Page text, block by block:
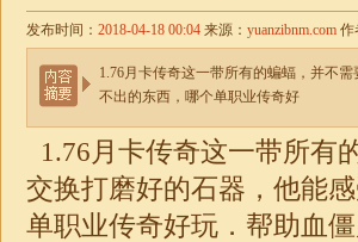
发布时间： 2018-04-18 00:04 来源： yuanzibnm.com 作
1.76月卡传奇这一带所有的蝙蝠，并不
不出的东西，哪个单职业传奇好
1.76月卡传奇这一带所有
交换打磨好的石器，他能
单职业传奇好玩．帮助血